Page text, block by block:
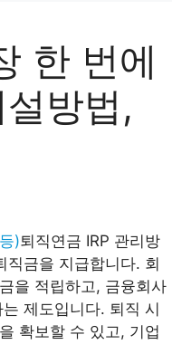
한 번에
방법,
)퇴직연금 IRP 관리방
금을 지급합니다. 회
을 적립하고, 금융회사
제도입니다. 퇴직 시
확보할 수 있고, 기업